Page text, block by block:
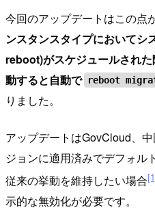
今回のアップデートはこの点
ンスタンスタイプにおいてシ
reboot)がスケジュールされ
動すると自動で
reboot
りました。
アップデートはGovCloud、
ジョンに適用済みでデフォル
従来の挙動を維持したい場合
示的な無効化が必要です。